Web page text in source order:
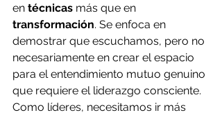
en técnicas más que en
transformación. Se enfoca en
demostrar que escuchamos, pero no
necesariamente en crear el espacio
para el entendimiento mutuo genuino
que requiere el liderazgo consciente.
Como líderes, necesitamos ir más